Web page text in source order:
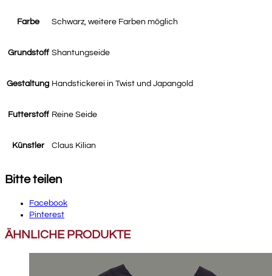
Farbe Schwarz, weitere Farben möglich
Grundstoff Shantungseide
Gestaltung Handstickerei in Twist und Japangold
Futterstoff Reine Seide
Künstler Claus Kilian
Bitte teilen
Facebook
Pinterest
ÄHNLICHE PRODUKTE